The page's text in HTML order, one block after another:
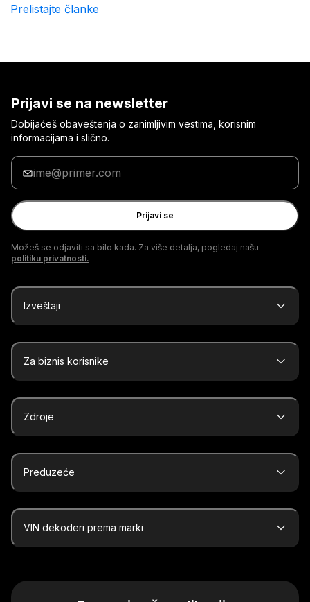
Prelistajte članke
Prijavi se na newsletter
Dobijaćeš obaveštenja o zanimljivim vestima, korisnim
informacijama i slično.
Unesi
svoju
e-
adresu
Prijavi se
Možeš se odjaviti sa bilo kada. Za više detalja, pogledaj našu
politiku privatnosti.
Izveštaji
Za biznis korisnike
Zdroje
Preduzeće
VIN dekoderi prema marki